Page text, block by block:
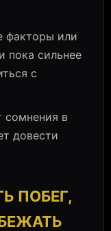
факторы или
пока сильнее
с
сомнения в
довести
ПОБЕГ,